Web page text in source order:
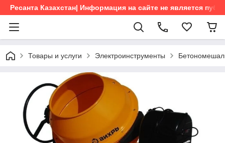
Ресанта Казахстан| Информация на сайте не является
Товары и услуги Электроинструменты